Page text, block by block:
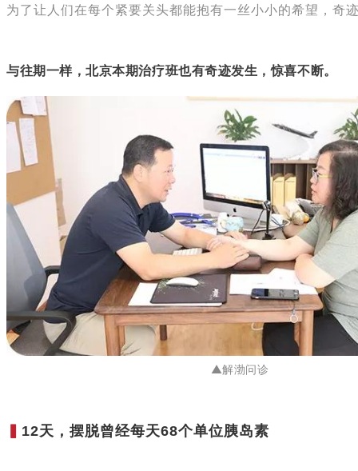
为了让人们在每个紧要关头都能抱有一丝小小的希望，奇
与往期一样，北京本期治疗班也有奇迹发生，惊喜不断。
▲解渤问诊
12天，摆脱曾经每天68个单位胰岛素